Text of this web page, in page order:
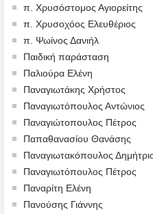
π. Χρυσόστομος Αγιορείτης
π. Χρυσοχόος Ελευθέριος
π. Ψωίνος Δανιήλ
Παιδική παράσταση
Παλιούρα Ελένη
Παναγιωτάκης Χρήστος
Παναγιωτόπουλος Αντώνιος
Παναγιώτοπουλος Πέτρος
Παπαθανασίου Θανάσης
Παναγιωτακόπουλος
Παναγιωτόπουλος Πέτρος
Παναρίτη Ελένη
Πανούσης Γιάννης